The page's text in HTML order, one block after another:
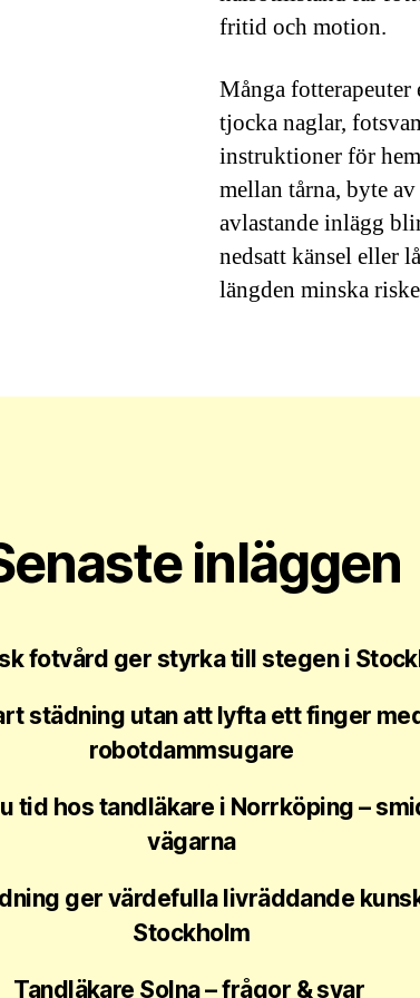
fritid och motion.
Många
tjocka naglar,
instruktioner för
mellan tårna, byte
avlastande inlägg
nedsatt känsel eller
längden minska
inläggen
fotvård ger styrka till stegen i
städning utan att lyfta ett finger
robotdammsugare
tid hos tandläkare i Norrköping –
vägarna
ger värdefulla livräddande
Stockholm
Tandläkare Solna – frågor & svar